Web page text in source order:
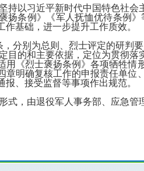
持以习近平新时代中国特色社
扬条例》《军人抚恤优待条例
作基础，进一步提升工作质效。
，分别为总则、烈士评定的研判
目的和主要依据，定位为贯彻
用《烈士褒扬条例》各项牺牲
章明确复核工作的申报责任单
报、接受监督等事项作出规范。
式，由退役军人事务部、应急